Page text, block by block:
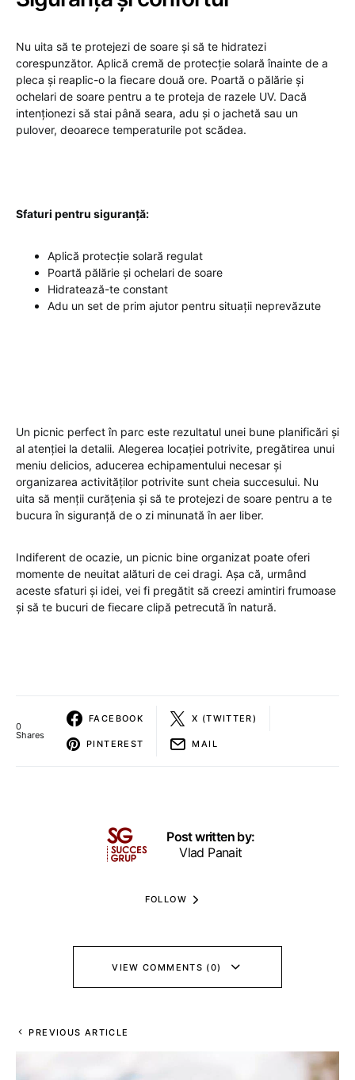
Nu uita să te protejezi de soare și să te hidratezi
corespunzător. Aplică cremă de protecție solară înainte de a
pleca și reaplic-o la fiecare două ore. Poartă o pălărie și
ochelari de soare pentru a te proteja de razele UV. Dacă
intenționezi să stai până seara, adu și o jachetă sau un
pulover, deoarece temperaturile pot scădea.
Sfaturi pentru siguranță:
Aplică protecție solară regulat
Poartă pălărie și ochelari de soare
Hidratează-te constant
Adu un set de prim ajutor pentru situații neprevăzute
Un picnic perfect în parc este rezultatul unei bune planificări și
al atenției la detalii. Alegerea locației potrivite, pregătirea unui
meniu delicios, aducerea echipamentului necesar și
organizarea activităților potrivite sunt cheia succesului. Nu
uita să menții curățenia și să te protejezi de soare pentru a te
bucura în siguranță de o zi minunată în aer liber.
Indiferent de ocazie, un picnic bine organizat poate oferi
momente de neuitat alături de cei dragi. Așa că, urmând
aceste sfaturi și idei, vei fi pregătit să creezi amintiri frumoase
și să te bucuri de fiecare clipă petrecută în natură.
0
Shares
FACEBOOK X (TWITTER)
PINTEREST MAIL
Post written by:
Vlad Panait
FOLLOW
VIEW COMMENTS (0)
PREVIOUS ARTICLE